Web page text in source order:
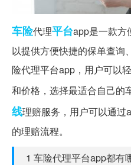
车险代理平台app是一款方
以提供方便快捷的保单查询
险代理平台app，用户可以
和价格，选择最适合自己的
线理赔服务，用户可以通
的理赔流程。
1 车险代理平台app都有